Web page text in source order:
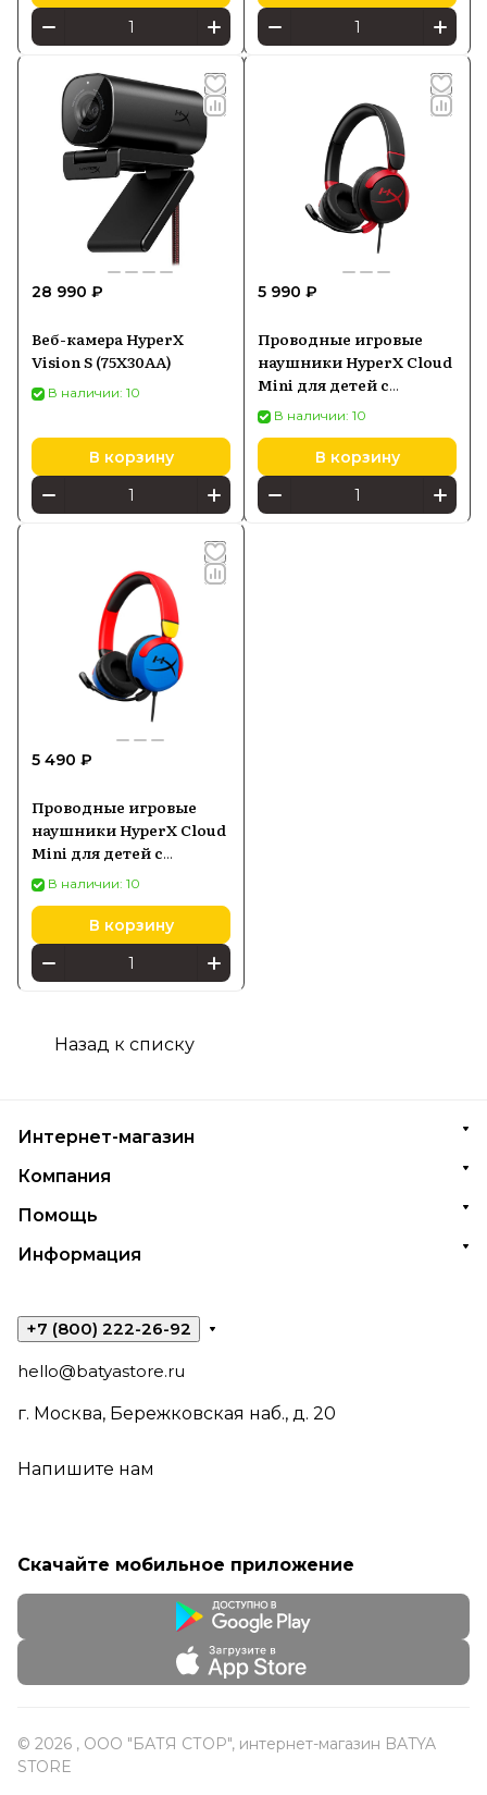
28 990 ₽
Веб-камера HyperX
Vision S (75X30AA)
В наличии: 10
В корзину
5 990 ₽
Проводные игровые
наушники HyperX Cloud
Mini для детей с
ограничением
громкости 85 дБ,
черный (7G8F4AA)
В наличии: 10
В корзину
5 490 ₽
Проводные игровые
наушники HyperX Cloud
Mini для детей с
ограничением
громкости 85 дБ,
разноцветные (7G8F3AA)
В наличии: 10
В корзину
Назад к списку
Интернет-магазин
Компания
Помощь
Информация
+7 (800) 222-26-92
hello@batyastore.ru
г. Москва, Бережковская наб., д. 20
Напишите нам
Скачайте мобильное приложение
© 2026 , ООО "БАТЯ СТОР", интернет-магазин BATYA
STORE